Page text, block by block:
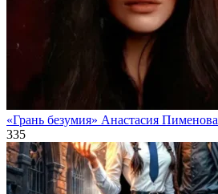
«Грань безумия» Анастасия Пименова
335